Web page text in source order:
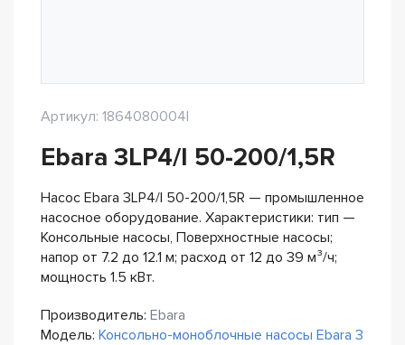
Артикул: 1864080004I
Ebara 3LP4/I 50-200/1,5R
Насос Ebara 3LP4/I 50-200/1,5R — промышленное
насосное оборудование. Характеристики: тип —
Консольные насосы, Поверхностные насосы;
напор от 7.2 до 12.1 м; расход от 12 до 39 м³/ч;
мощность 1.5 кВт.
Производитель: Ebara
Модель: Консольно-моноблочные насосы Ebara 3